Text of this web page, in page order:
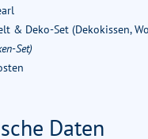
& Deko-Set (Dekokissen,
Set)
Daten